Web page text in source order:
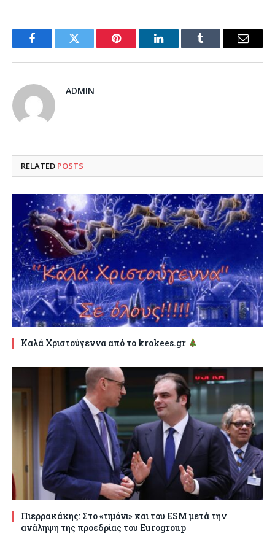
FacebookTwitter Pinterest LinkedInTumblr Email
ADMIN
RELATED POSTS
Καλά Χριστούγεννα από το krokees.gr
Πιερρακάκης: Στο «τιμόνι» και του ESM μετά την
ανάληψη της προεδρίας του Eurogroup